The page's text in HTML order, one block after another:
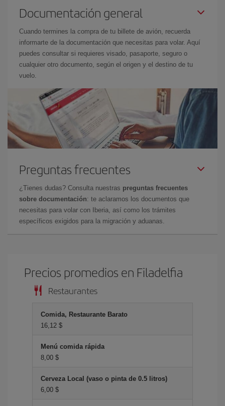
Documentación general
Cuando termines la compra de tu billete de avión, recuerda
informarte de la documentación que necesitas para volar. Aquí
puedes consultar si requieres visado, pasaporte, seguro o
cualquier otro documento, según el origen y el destino de tu
vuelo.
Preguntas frecuentes
¿Tienes dudas? Consulta nuestras preguntas frecuentes
sobre documentación: te aclaramos los documentos que
necesitas para volar con Iberia, así como los trámites
específicos exigidos para la migración y aduanas.
Precios promedios en Filadelfia
Restaurantes
Comida, Restaurante Barato
16,12 $
Menú comida rápida
8,00 $
Cerveza Local (vaso o pinta de 0.5 litros)
6,00 $